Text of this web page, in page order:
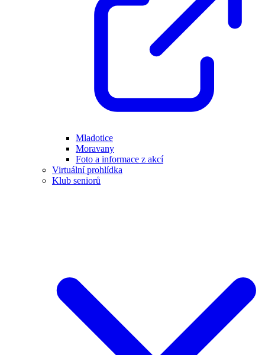
Mladotice
Moravany
Foto a informace z akcí
Virtuální prohlídka
Klub seniorů